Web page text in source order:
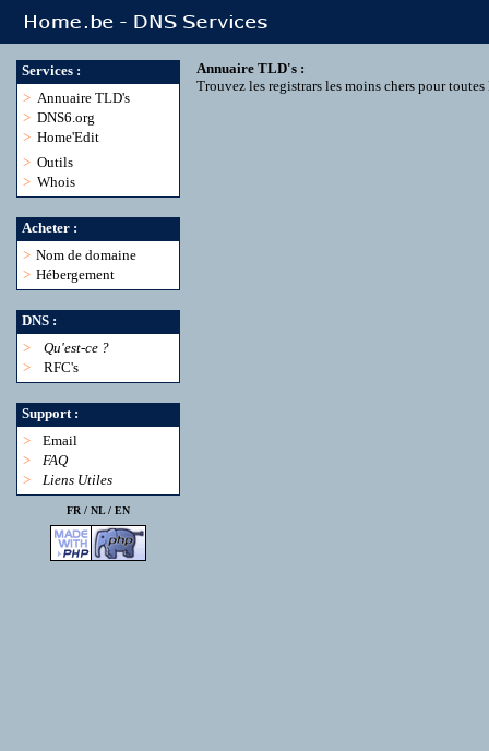
Services :
> Annuaire TLD's
> DNS6.org
> Home'Edit
> Outils
> Whois
Acheter :
> Nom de domaine
> Hébergement
DNS :
>
Qu'est-ce ?
>
RFC's
Support :
>
Email
>
FAQ
>
Liens Utiles
FR / NL/ EN
Annuaire TLD's :
Trouvez les registrars les moins chers pour